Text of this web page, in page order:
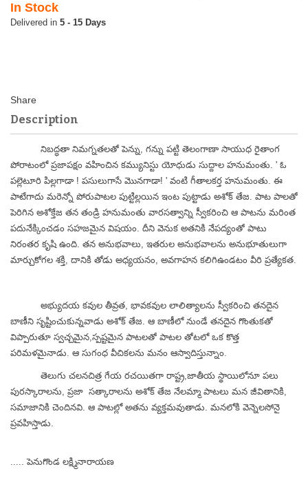
In Stock
5 - 15 Days
Description
నిబద్ధతా నిమగ్నతలతో పెన్ను, గన్ను పట్టి తెలంగాణా సాయుధ రైతాంగ
పోరాటంలో ప్రజాపక్షం వహించిన కమ్యునిస్టు యోధుడు సుద్దాల హనుమంతు. ' ఓ
పల్లెటూరి పిల్లగాడా ! పసులుగాసే మొనగాడా! ' వంటి గీతాలకర్త హనుమంతు. ఈ
పాటేగాదు మరెన్నో పోరుపాటల పుట్టిల్లయిన ఇంట పుట్టాడు అశోక్ తేజ. పాట పాలతో
పెరిగిన అశోక్తేజ తన తండ్రి హనుమంతు వారసత్వాన్ని స్వీకరించి ఆ పాటను మరింత
పదునేక్కించడం సహజమైన విషయం. దీని వెనుక అతనికి నేపద్యంతో పాటు
నిరంతర కృషి ఉంది. తన అనుభవాలు, ఇతరుల అనుభవాలను అనుభూతులుగా
మార్చుకోగల శక్తి, దానికి తోడు అధ్యయనం, అవగాహన కలిగిఉండటం వీరి ప్రత్యేకత.
అభ్యుదయ కవుల తీవ్రత, భావకవుల లాలిత్యాలను స్వీకరించి తనదైన
బాణీని సృష్టించుకున్నవాడు అశోక్ తేజ. ఆ బాణీలో నుండే తనదైన గొంతుకతో
విప్పారుతూ స్వచ్చమైన,స్పష్టమైన పాటలతో పాటల తోటలో ఒక కొత్త
పరిమళమైనాడు. ఆ సుగంధ వీచికలను మనం ఆస్వాదిస్తున్నాం.
తెలుగు చలనచిత్ర గేయ రచయితగా రాష్ట్ర,జాతీయ స్థాయిలోనూ పలు
పురస్కారాలను, ప్రజా సత్కారాలను అశోక్ తేజ నేలమ్మా పాటలు మన జీవితానికి,
సమాజానికి చెందినవి. ఆ పాటల్లో అతను వ్యక్తమవుతాడు. మనలోకి వెన్నెలసోనై
ప్రవహిస్తాడు.
..... పెనుగొండ లక్ష్మినారాయణ